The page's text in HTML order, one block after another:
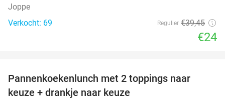
Joppe
Verkocht: 69
Regulier €39,45
€24
Pannenkoekenlunch met 2 toppings naar
keuze + drankje naar keuze